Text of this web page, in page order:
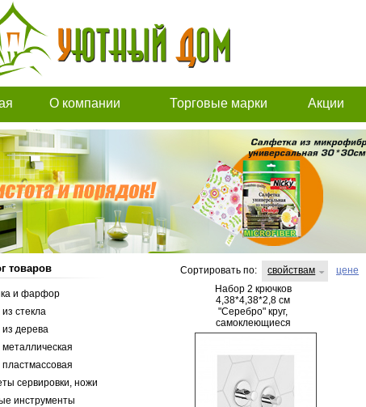
О компании Торговые марки Акции
товаров
и фарфор
стекла
из дерева
металлическая
пластмассовая
сервировки, ножи
инструменты
Сортировать по: свойствам цене
Набор 2 крючков
4,38*4,38*2,8 см
"Серебро" круг,
самоклеющиеся